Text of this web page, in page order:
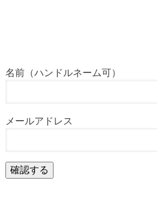
名前（ハンドルネーム可）
メールアドレス